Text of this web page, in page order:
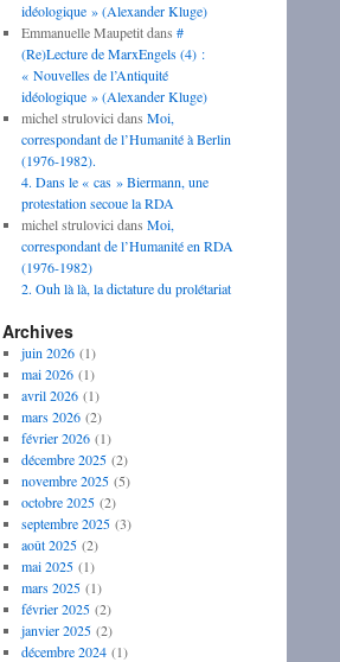
idéologique » (Alexander Kluge)
Emmanuelle Maupetitdans #
(Re)Lecture de MarxEngels (4) :
« Nouvelles de l’Antiquité
idéologique » (Alexander Kluge)
michel strulovici dans Moi,
correspondant de l’Humanité à Berlin
(1976-1982).
4. Dans le « cas » Biermann, une
protestation secoue la RDA
michel strulovici dans Moi,
correspondant de l’Humanité en RDA
(1976-1982)
2. Ouh là là, la dictature du prolétariat
Archives
juin 2026(1)
mai 2026(1)
avril 2026(1)
mars 2026(2)
février 2026(1)
décembre 2025(2)
novembre 2025(5)
octobre 2025(2)
septembre 2025(3)
août 2025(2)
mai 2025(1)
mars 2025(1)
février 2025(2)
janvier 2025(2)
décembre 2024(1)